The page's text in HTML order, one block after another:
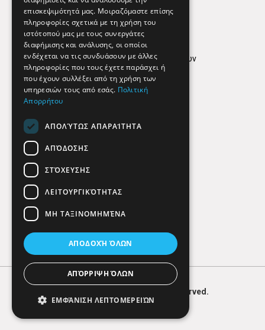
Απόρρητο
Όροι Χρήσης
Πολιτική προστασίας δεδομένων
Findhere
Social Media
HERE. All Rights Reserved.
επισκεψιμότητά μας. Μοιραζόμαστε επίσης
πληροφορίες σχετικά με τη χρήση του
ιστότοπού μας με τους συνεργάτες
διαφήμισης και ανάλυσης, οι οποίοι
ενδέχεται να τις συνδυάσουν με άλλες
πληροφορίες που τους έχετε παράσχει ή
που έχουν συλλέξει από τη χρήση των
υπηρεσιών τους από εσάς. Πολιτική
Απορρήτου
ΑΠΟΛΎΤΩΣ ΑΠΑΡΑΊΤΗΤΑ
ΑΠΌΔΟΣΗΣ
ΣΤΌΧΕΥΣΗΣ
ΛΕΙΤΟΥΡΓΙΚΌΤΗΤΑΣ
ΜΗ ΤΑΞΙΝΟΜΗΜΈΝΑ
ΑΠΟΔΟΧΉ ΌΛΩΝ
ΑΠΌΡΡΙΨΗ ΌΛΩΝ
ΕΜΦΆΝΙΣΗ ΛΕΠΤΟΜΕΡΕΙΏΝ